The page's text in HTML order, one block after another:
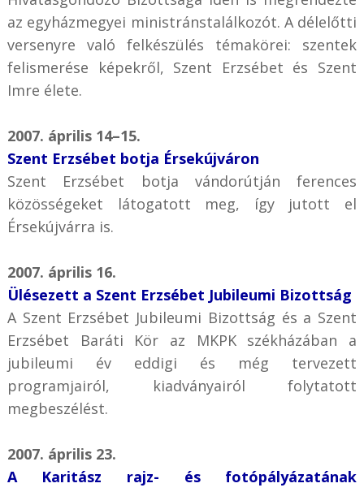
az egyházmegyei ministránstalálkozót. A délelőtti
versenyre való felkészülés témakörei: szentek
felismerése képekről, Szent Erzsébet és Szent
Imre élete.
2007. április 14–15.
Szent Erzsébet botja Érsekújváron
Szent Erzsébet botja vándorútján ferences
közösségeket látogatott meg, így jutott el
Érsekújvárra is.
2007. április 16.
Ülésezett a Szent Erzsébet Jubileumi Bizottság
A Szent Erzsébet Jubileumi Bizottság és a Szent
Erzsébet Baráti Kör az MKPK székházában a
jubileumi év eddigi és még tervezett
programjairól, kiadványairól folytatott
megbeszélést.
2007. április 23.
A Karitász rajz- és fotópályázatának